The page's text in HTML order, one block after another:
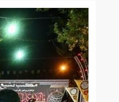
mhrm_2.jpg